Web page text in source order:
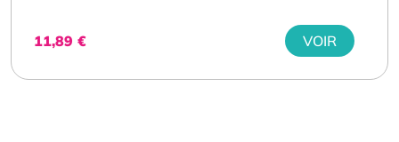
11,89 € VOIR